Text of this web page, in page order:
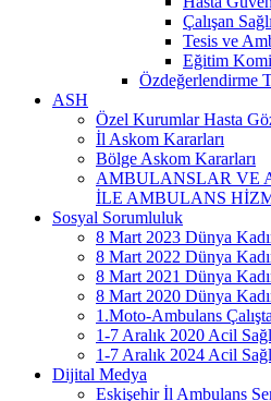
Çalışan
Tesis ve
Eğitim
Özdeğerlendirme
ASH
Özel Kurumlar Hasta
İl Askom Kararları
Bölge Askom Kararları
AMBULANSLAR VE
İLE AMBULANS
Sosyal Sorumluluk
8 Mart 2023 Dünya
8 Mart 2022 Dünya
8 Mart 2021 Dünya
8 Mart 2020 Dünya
1.Moto-Ambulans
1-7 Aralık 2020 Acil
1-7 Aralık 2024 Acil
Dijital Medya
Eskişehir İl Ambulans